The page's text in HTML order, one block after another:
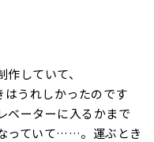
していて、
うれしかったのです
ベーターに入るかまで
っていて……。運ぶとき